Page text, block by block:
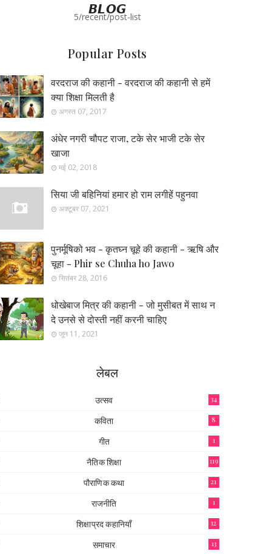
𝘽𝙇𝙊𝙂
5/recent/post-list
Popular Posts
वरदराज की कहानी - वरदराज की कहानी से हमें
क्या शिक्षा मिलती है
अगस्त 07, 2017
अंधेर नगरी चौपट राजा, टके सेर भाजी टके सेर
खाजा
मई 02, 2018
सिया जी बहिनियां हमार हो राम लगीहें पहुनवा
अक्टूबर 07, 2021
पुनर्मूषिको भव - कृतघ्न चूहे की कहानी - ऋषि और
चूहा - Phir se Chuha ho Jawo
सितंबर 28, 2016
धोखेबाज मित्र की कहानी - जो मुसीबत में साथ न
दे उनसे से दोस्ती नहीं करनी चाहिए
जून 11, 2021
लेबल
उत्सव 34
कविता 8
गीत 1
नैतिक शिक्षा 119
पौराणिक कथा 21
राजनीति 1
शिक्षाप्रद कहानियाँ 12
समाचार 13